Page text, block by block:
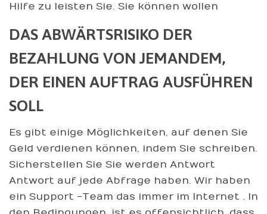
Hilfe zu leisten Sie. Sie können wollen
DAS ABWÄRTSRISIKO DER
BEZAHLUNG VON JEMANDEM,
DER EINEN AUFTRAG AUSFÜHREN
SOLL
Es gibt einige Möglichkeiten, auf denen Sie
Geld verdienen können, indem Sie schreiben.
Sicherstellen Sie Sie werden Antwort
Antwort auf jede Abfrage haben. Wir haben
ein Support -Team das immer im Internet . In